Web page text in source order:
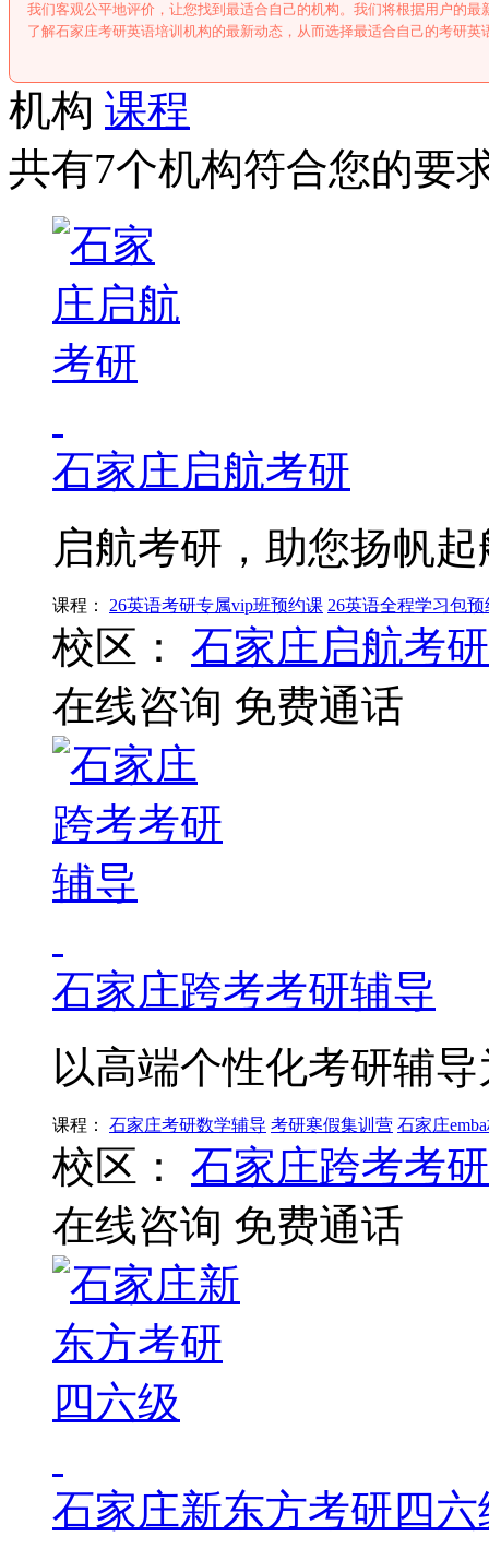
我们客观公平地评价，让您找到最适合自己的机构。我们将根据用户的
了解石家庄考研英语培训机构的最新动态，从而选择最适合自己的考研英
机构 课程
共有7个机构符合您的要
石家庄启航考研
启航考研，助您扬帆起
课程： 26英语考研专属vip班预约课 26英语全程学习包预
校区：
石家庄启航考研
在线咨询 免费通话
石家庄跨考考研辅导
以高端个性化考研辅
课程： 石家庄考研数学辅导 考研寒假集训营 石家庄
校区：
石家庄跨考考
在线咨询 免费通话
石家庄新东方考研四六